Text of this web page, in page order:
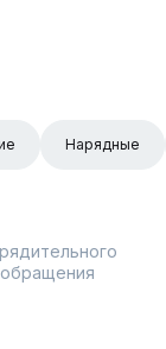
Нарядные